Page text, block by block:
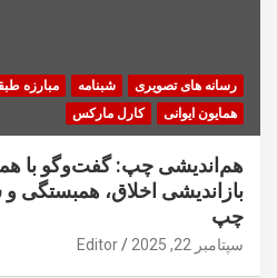
رسانه های تصویری شبنامه مبارزه
همایون ایوانی
کارل مارکس
هم‌اندیشی چپ: گفت‌وگو با
بازاندیشی اخلاق، همبستگی
چپ
سپتامبر 22, 2025 Editor